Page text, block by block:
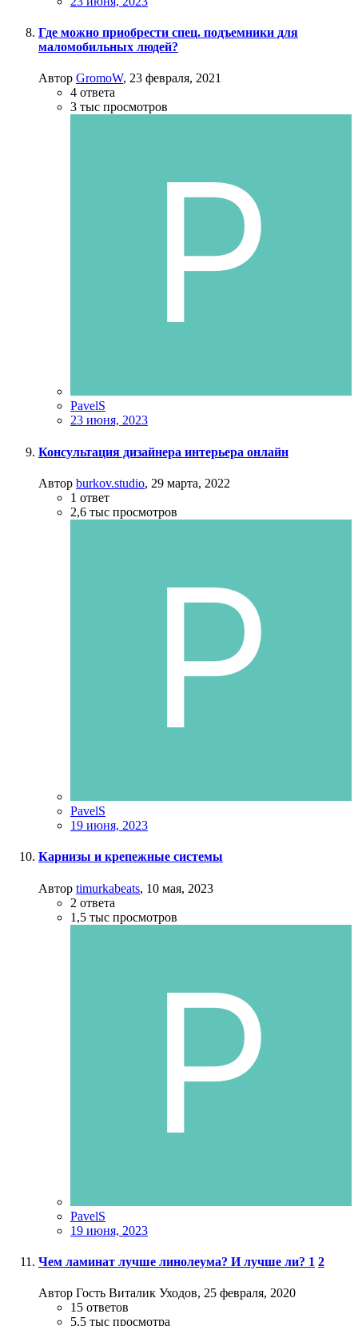
Где можно приобрести спец. подъемники для
маломобильных людей?
Автор GromoW, 23 февраля, 2021
4 ответа
3 тыс просмотров
PavelS
23 июня, 2023
Консультация дизайнера интерьера онлайн
Автор burkov.studio, 29 марта, 2022
1 ответ
2,6 тыс просмотров
PavelS
19 июня, 2023
Карнизы и крепежные системы
Автор timurkabeats, 10 мая, 2023
2 ответа
1,5 тыс просмотров
PavelS
19 июня, 2023
Чем ламинат лучше линолеума? И лучше ли? 1 2
Автор Гость Виталик Уходов, 25 февраля, 2020
15 ответов
5,5 тыс просмотра